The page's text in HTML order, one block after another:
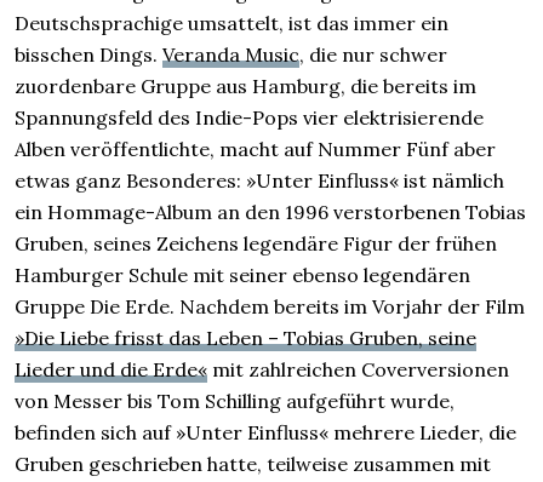
Deutschsprachige umsattelt, ist das immer ein
bisschen Dings. Veranda Music, die nur schwer
zuordenbare Gruppe aus Hamburg, die bereits im
Spannungsfeld des Indie-Pops vier elektrisierende
Alben veröffentlichte, macht auf Nummer Fünf aber
etwas ganz Besonderes: »Unter Einfluss« ist nämlich
ein Hommage-Album an den 1996 verstorbenen Tobias
Gruben, seines Zeichens legendäre Figur der frühen
Hamburger Schule mit seiner ebenso legendären
Gruppe Die Erde. Nachdem bereits im Vorjahr der Film
»Die Liebe frisst das Leben – Tobias Gruben, seine
Lieder und die Erde« mit zahlreichen Coverversionen
von Messer bis Tom Schilling aufgeführt wurde,
befinden sich auf »Unter Einfluss« mehrere Lieder, die
Gruben geschrieben hatte, teilweise zusammen mit